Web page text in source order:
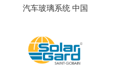
汽车玻璃系统 中国